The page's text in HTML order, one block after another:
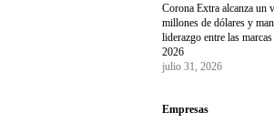
Corona Extra alcanza un
millones de dólares y
liderazgo entre las
2026
julio 31, 2026
Empresas